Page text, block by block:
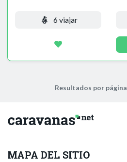
6 viajar
Resultados por página
MAPA DEL SITIO